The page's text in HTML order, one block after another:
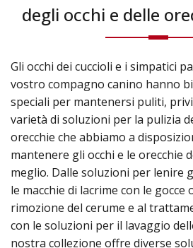
degli occhi e delle
Gli occhi dei cuccioli e i simpatici
vostro compagno canino hanno
speciali per mantenersi puliti,
varietà di soluzioni per la pulizia
orecchie che abbiamo a
mantenere gli occhi e le orecchie
meglio. Dalle soluzioni per lenire
le macchie di lacrime con le gocce
rimozione del cerume e al
con le soluzioni per il lavaggio
nostra collezione offre diverse